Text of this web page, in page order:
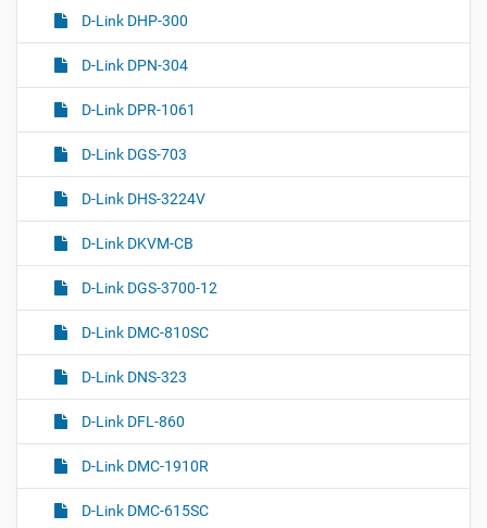
D-Link DHP-300
D-Link DPN-304
D-Link DPR-1061
D-Link DGS-703
D-Link DHS-3224V
D-Link DKVM-CB
D-Link DGS-3700-12
D-Link DMC-810SC
D-Link DNS-323
D-Link DFL-860
D-Link DMC-1910R
D-Link DMC-615SC